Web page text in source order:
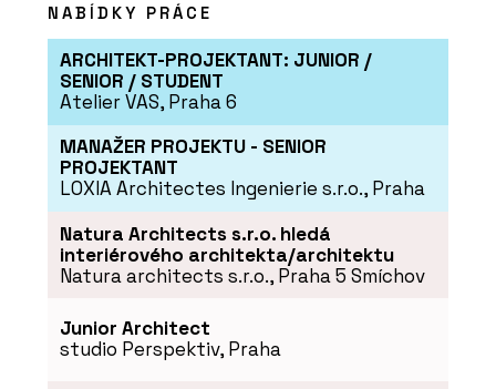
NABÍDKY PRÁCE
ARCHITEKT-PROJEKTANT: JUNIOR /
SENIOR / STUDENT
Atelier VAS, Praha 6
MANAŽER PROJEKTU - SENIOR
PROJEKTANT
LOXIA Architectes Ingenierie s.r.o., Praha
Natura Architects s.r.o. hledá
interiérového architekta/architektu
Natura architects s.r.o., Praha 5 Smíchov
Junior Architect
studio Perspektiv, Praha